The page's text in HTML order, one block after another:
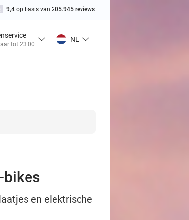
9,4 op basis van 205.945 reviews
tot 23:00
NL
bikes
en elektrische